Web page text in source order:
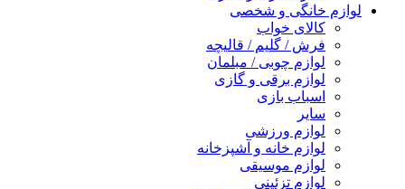
لوازم خانگی و شخصی
کالای خواب
فرش / گلیم / قالیچه
لوازم چوبی / مبلمان
لوازم برقی و گازی
اسباب بازی
سایر
لوازم ورزشی
لوازم خانه و آشپزخانه
لوازم موسیقی
لوازم تزئینی